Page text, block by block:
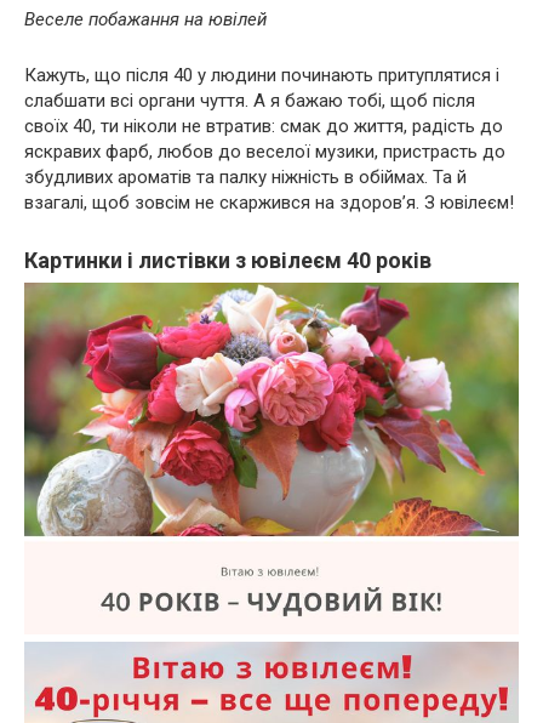
Веселе побажання на ювілей
Кажуть, що після 40 у людини починають притуплятися і
слабшати всі органи чуття. А я бажаю тобі, щоб після
своїх 40, ти ніколи не втратив: смак до життя, радість до
яскравих фарб, любов до веселої музики, пристрасть до
збудливих ароматів та палку ніжність в обіймах. Та й
взагалі, щоб зовсім не скаржився на здоров’я. З ювілеєм!
Картинки і листівки з ювілеєм 40 років